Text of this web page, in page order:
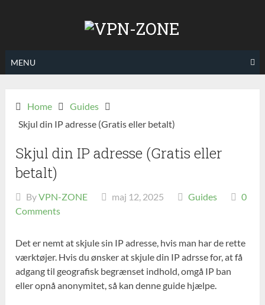
MENU
Home
Guides
Skjul din IP adresse (Gratis eller betalt)
Skjul din IP adresse (Gratis eller
betalt)
ByVPN-ZONE maj 12, 2025 Guides
0
Comments
Det er nemt at skjule sin IP adresse, hvis man har de rette
værktøjer. Hvis du ønsker at skjule din IP adrsse for, at få
adgang til geografisk begrænset indhold, omgå IP ban
eller opnå anonymitet, så kan denne guide hjælpe.